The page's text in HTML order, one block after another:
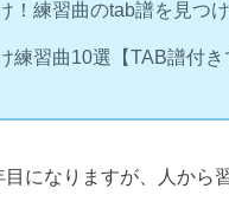
！練習曲のtab譜を見つ
練習曲10選【TAB譜付き
になりますが、人から